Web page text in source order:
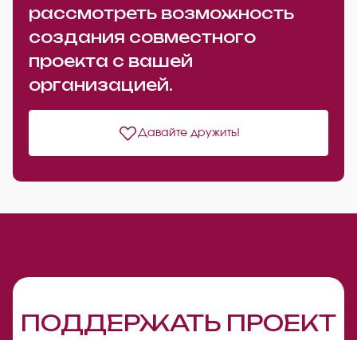
рассмотреть возможность
создания совместного
проекта с вашей
организацией.
Давайте дружить!
ПОДДЕРЖАТЬ ПРОЕКТ